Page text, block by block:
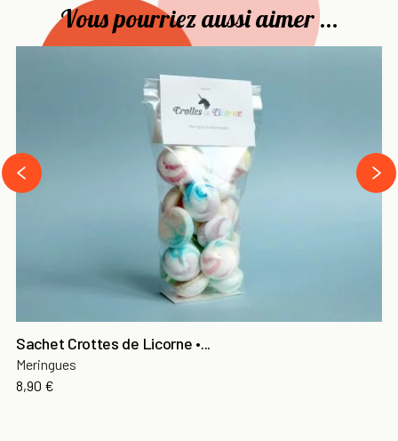
Vous pourriez aussi aimer ...
Sachet Crottes de Licorne •...
Meringues
8,90 €
‹
›